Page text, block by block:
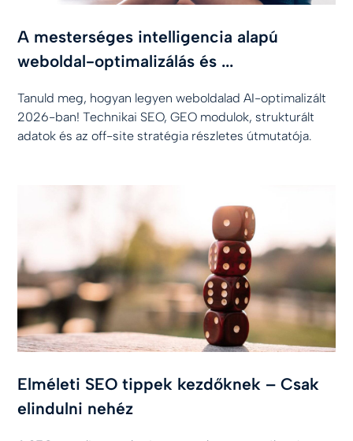
A mesterséges intelligencia alapú
weboldal-optimalizálás és ...
Tanuld meg, hogyan legyen weboldalad AI-optimalizált
2026-ban! Technikai SEO, GEO modulok, strukturált
adatok és az off-site stratégia részletes útmutatója.
Elméleti SEO tippek kezdőknek – Csak
elindulni nehéz